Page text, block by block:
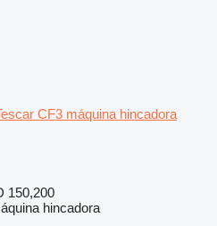
CF3 máquina hincadora
150,200
hincadora